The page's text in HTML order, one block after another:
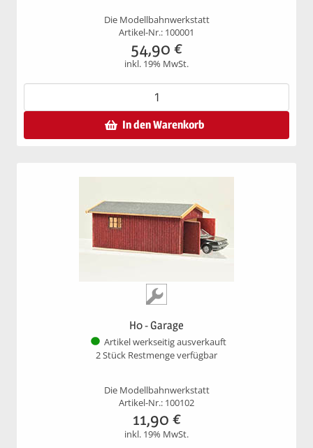
Die Modellbahnwerkstatt
Artikel-Nr.: 100001
54,90 €
inkl. 19% MwSt.
In den Warenkorb
H0 - Garage
Artikel werkseitig ausverkauft
2 Stück Restmenge verfügbar
Die Modellbahnwerkstatt
Artikel-Nr.: 100102
11,90 €
inkl. 19% MwSt.